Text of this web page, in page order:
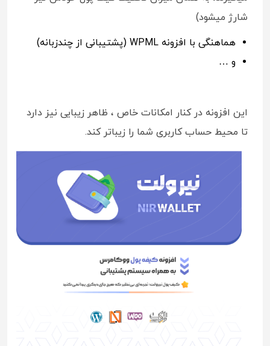
شارژ میشود)
هماهنگی با افزونه WPML (پشتیبانی از چندزبانه)
و …
این افزونه در کنار امکانات خاص ، ظاهر زیبایی نیز دارد
تا محیط حساب کاربری شما را زیباتر کند.